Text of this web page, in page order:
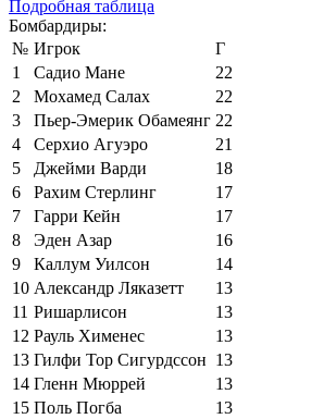
Подробная таблица
Бомбардиры:
№ Игрок
Г
1
Садио Мане
22
2
Мохамед Салах
22
3
Пьер-Эмерик Обамеянг 22
4
Серхио Агуэро
21
5
Джейми Варди
18
6
Рахим Стерлинг
17
7
Гарри Кейн
17
8
Эден Азар
16
9
Каллум Уилсон
14
10 Александр Ляказетт
13
11 Ришарлисон
13
12 Рауль Хименес
13
13 Гилфи Тор Сигурдссон 13
14 Гленн Мюррей
13
15 Поль Погба
13